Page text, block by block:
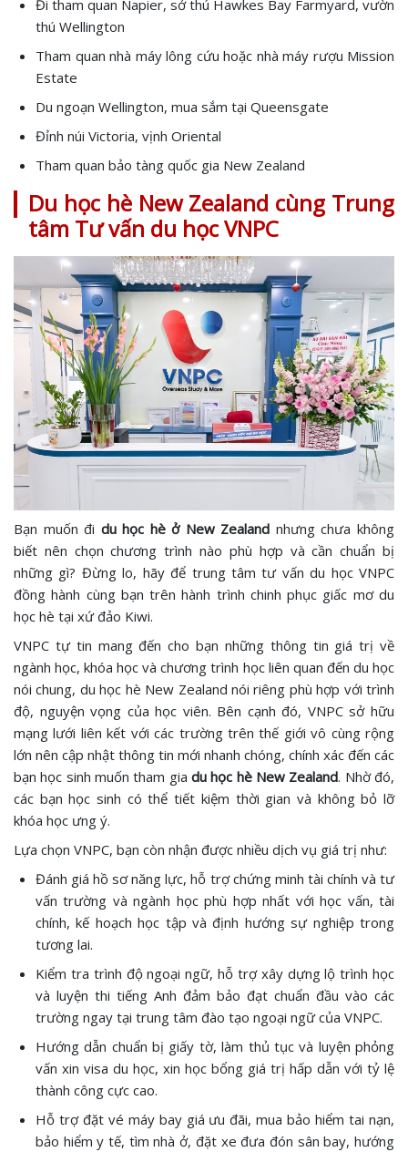
Đi tham quan Napier, sở thú Hawkes Bay Farmyard, vườn
thú Wellington
Tham quan nhà máy lông cứu hoặc nhà máy rượu Mission
Estate
Du ngoạn Wellington, mua sắm tại Queensgate
Đỉnh núi Victoria, vịnh Oriental
Tham quan bảo tàng quốc gia New Zealand
Du học hè New Zealand cùng Trung
tâm Tư vấn du học VNPC
Bạn muốn đi du học hè ở New Zealand nhưng chưa không
biết nên chọn chương trình nào phù hợp và cần chuẩn bị
những gì? Đừng lo, hãy để trung tâm tư vấn du học VNPC
đồng hành cùng bạn trên hành trình chinh phục giấc mơ du
học hè tại xứ đảo Kiwi.
VNPC tự tin mang đến cho bạn những thông tin giá trị về
ngành học, khóa học và chương trình học liên quan đến du học
nói chung, du học hè New Zealand nói riêng phù hợp với trình
độ, nguyện vọng của học viên. Bên cạnh đó, VNPC sở hữu
mạng lưới liên kết với các trường trên thế giới vô cùng rộng
lớn nên cập nhật thông tin mới nhanh chóng, chính xác đến các
bạn học sinh muốn tham gia du học hè New Zealand. Nhờ đó,
các bạn học sinh có thể tiết kiệm thời gian và không bỏ lỡ
khóa học ưng ý.
Lựa chọn VNPC, bạn còn nhận được nhiều dịch vụ giá trị như:
Đánh giá hồ sơ năng lực, hỗ trợ chứng minh tài chính và tư
vấn trường và ngành học phù hợp nhất với học vấn, tài
chính, kế hoạch học tập và định hướng sự nghiệp trong
tương lai.
Kiểm tra trình độ ngoại ngữ, hỗ trợ xây dựng lộ trình học
và luyện thi tiếng Anh đảm bảo đạt chuẩn đầu vào các
trường ngay tại trung tâm đào tạo ngoại ngữ của VNPC.
Hướng dẫn chuẩn bị giấy tờ, làm thủ tục và luyện phỏng
vấn xin visa du học, xin học bổng giá trị hấp dẫn với tỷ lệ
thành công cực cao.
Hỗ trợ đặt vé máy bay giá ưu đãi, mua bảo hiểm tai nạn,
bảo hiểm y tế, tìm nhà ở, đặt xe đưa đón sân bay, hướng